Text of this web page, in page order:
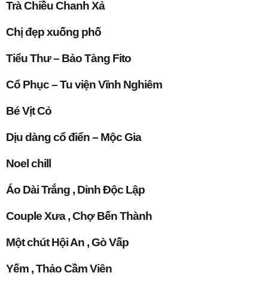
Trà Chiều Chanh Xả
Chị đẹp xuống phố
Tiểu Thư – Bảo Tàng Fito
Cổ Phục – Tu viện Vĩnh Nghiêm
Bé Vịt Cỏ
Dịu dàng cổ điển – Mộc Gia
Noel chill
Áo Dài Trắng , Dinh Độc Lập
Couple Xưa , Chợ Bến Thành
Một chút Hội An , Gò Vấp
Yếm , Thảo Cầm Viên